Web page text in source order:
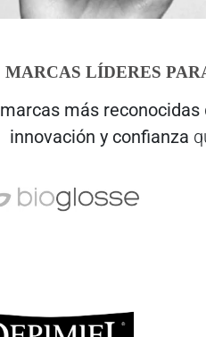
MARCAS LÍDERES
marcas más reconocidas
innovación y confianza